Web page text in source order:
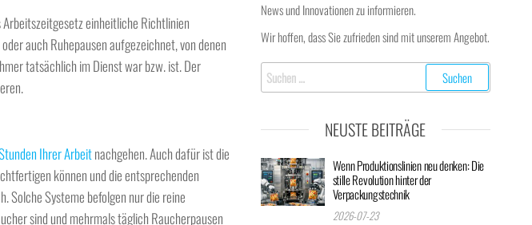
einheitliche Richtlinien
auch Ruhepausen aufgezeichnet, von denen
tatsächlich im Dienst war bzw. ist. Der
Ihrer Arbeitnachgehen. Auch dafür ist die
können und die entsprechenden
Solche Systeme befolgen nur die reine
sind und mehrmals täglich Raucherpausen
News und Innovationen zu informieren.
Wir hoffen, dass Sie zufrieden sind mit unserem Angebot.
Suchen
nach:
NEUSTE BEITRÄGE
Wenn Produktionslinien neu denken: Die
stille Revolution hinter der
Verpackungstechnik
2026-07-23